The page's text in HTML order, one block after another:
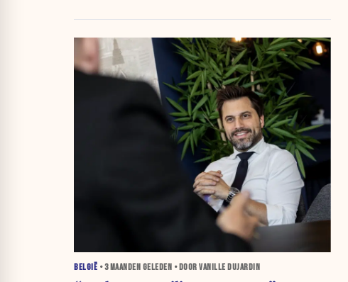
BELGIË •3 MAANDEN GELEDEN • DOOR VANILLE DUJARDIN